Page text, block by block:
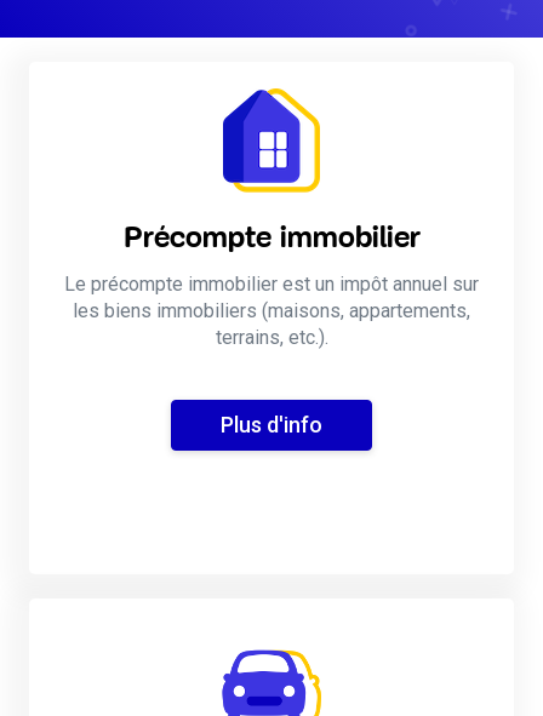
Précompte immobilier
Le précompte immobilier est un impôt annuel sur
les biens immobiliers (maisons, appartements,
terrains, etc.).
Plus d'info